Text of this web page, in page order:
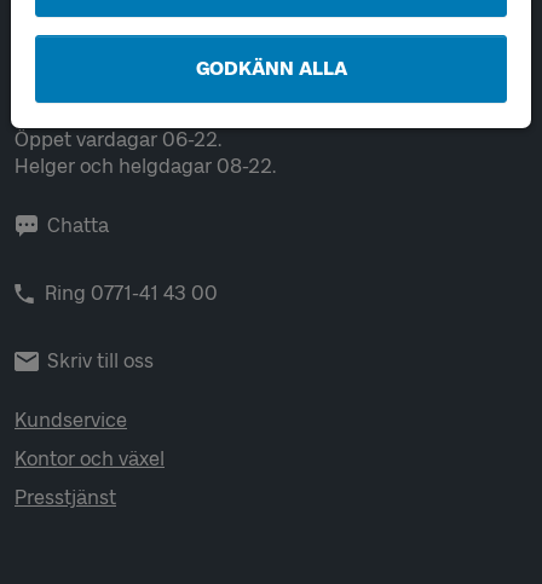
GODKÄNN ALLA
Utveckling
Kontakta oss
Öppet vardagar 06-22.
Helger och helgdagar 08-22.
Chatta
Ring 0771-41 43 00
Skriv till oss
Kundservice
Kontor och växel
Presstjänst